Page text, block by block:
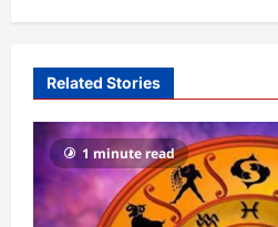
a
g
a
t
i
Related Stories
1 minute read